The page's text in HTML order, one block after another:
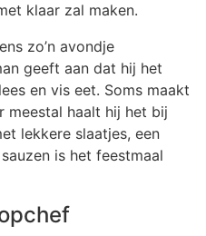
klaar zal maken.
zo’n avondje
geeft aan dat hij het
en vis eet. Soms maakt
meestal haalt hij het bij
lekkere slaatjes, een
is het feestmaal